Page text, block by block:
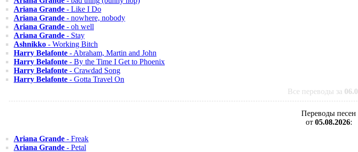
Ariana Grande - Like I Do
Ariana Grande - nowhere, nobody
Ariana Grande - oh well
Ariana Grande - Stay
Ashnikko - Working Bitch
Harry Belafonte - Abraham, Martin and John
Harry Belafonte - By the Time I Get to Phoenix
Harry Belafonte - Crawdad Song
Harry Belafonte - Gotta Travel On
Все переводы за
Переводы песен
от 05.08.2026:
Ariana Grande - Freak
Ariana Grande - Petal